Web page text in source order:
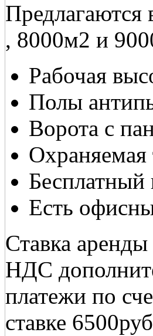
, 8000м2 и
Рабочая
Полы
Ворота с
Охраняемая
Бесплатный
Есть
Ставка
НДС
платежи по
ставке